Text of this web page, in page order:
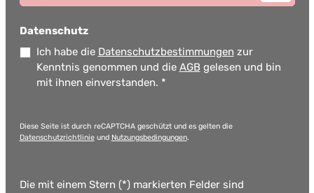
Datenschutz
Ich habe die Datenschutzbestimmungen zur
Kenntnis genommen und die AGB gelesen und bin
mit ihnen einverstanden. *
Diese Seite ist durch reCAPTCHA geschützt und es gelten die
Datenschutzrichtlinieund Nutzungsbedingungen.
Die mit einem Stern (*) markierten Felder sind